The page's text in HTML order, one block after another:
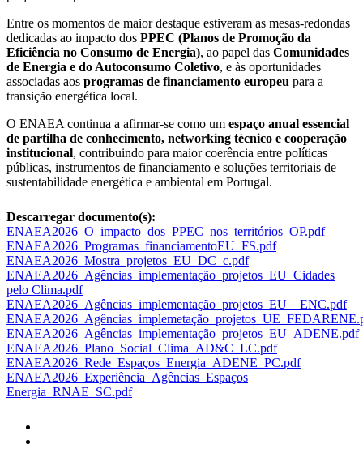
Entre os momentos de maior destaque estiveram as mesas-redondas
dedicadas ao impacto dos PPEC (Planos de Promoção da
Eficiência no Consumo de Energia), ao papel das Comunidades
de Energia e do Autoconsumo Coletivo, e às oportunidades
associadas aos programas de financiamento europeu para a
transição energética local.
O ENAEA continua a afirmar-se como um espaço anual essencial
de partilha de conhecimento, networking técnico e cooperação
institucional, contribuindo para maior coerência entre políticas
públicas, instrumentos de financiamento e soluções territoriais de
sustentabilidade energética e ambiental em Portugal.
Descarregar documento(s):
ENAEA2026_O_impacto_dos_PPEC_nos_territórios_OP.pdf
ENAEA2026_Programas_financiamentoEU_FS.pdf
ENAEA2026_Mostra_projetos_EU_DC_c.pdf
ENAEA2026_Agências_implementação_projetos_EU_Cidades
pelo Clima.pdf
ENAEA2026_Agências_implementação_projetos_EU__ENC.pdf
ENAEA2026_Agências_implementação_projetos_EU_ADENE.pdf
ENAEA2026_Plano_Social_Clima_AD&C_LC.pdf
ENAEA2026_Rede_Espaços_Energia_ADENE_PC.pdf
ENAEA2026_Experiência_Agências_Espaços
Energia_RNAE_SC.pdf